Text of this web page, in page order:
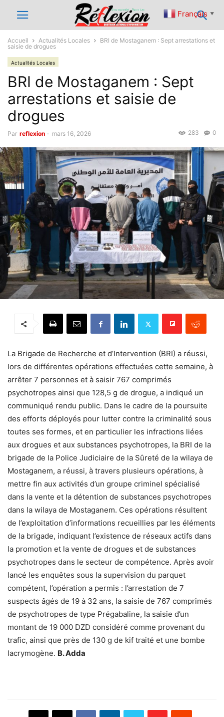
Accueil Actualités Locales
BRI de Mostaganem : Sept arrestations et
saisie de drogues
Actualités Locales
BRI de Mostaganem : Sept
arrestations et saisie de
drogues
Par reflexion - mars 16, 2026 0
283
La Brigade de Recherche et d’Intervention (BRI) a réussi,
lors de différentes opérations effectuées cette semaine, à
arrêter 7 personnes et à saisir 767 comprimés
psychotropes ainsi que 128,5 g de drogue, a indiqué un
communiqué rendu public. Dans le cadre de la poursuite
des efforts déployés pour lutter contre la criminalité sous
toutes ses formes, et en particulier les infractions liées
aux drogues et aux substances psychotropes, la BRI de la
brigade de la Police Judiciaire de la Sûreté de la wilaya de
Mostaganem, a réussi, à travers plusieurs opérations, à
mettre fin aux activités d’un groupe criminel spécialisé
dans la vente et la détention de substances psychotropes
dans la wilaya de Mostaganem. Ces opérations résultent
de l’exploitation d’informations recueillies par les éléments
de la brigade, indiquant l’existence de réseaux actifs dans
la promotion et la vente de drogues et de substances
psychotropes dans le secteur de compétence. Après avoir
lancé les enquêtes sous la supervision du parquet
compétent, l’opération a permis : l’arrestation de 7
suspects âgés de 19 à 32 ans, la saisie de 767 comprimés
de psychotropes de type Prégabaline, la saisie d’un
montant de 19 000 DZD considéré comme provenant du
trafic, ainsi que près de 130 g de kif traité et une bombe
lacrymogène. B. Adda
Français ▼